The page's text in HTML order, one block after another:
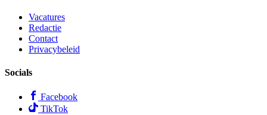
Vacatures
Redactie
Contact
Privacybeleid
Socials
Facebook
TikTok